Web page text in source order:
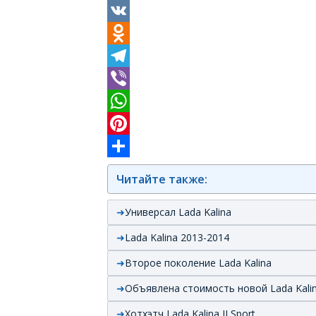
Facebook
VK
Odnoklassniki
Telegram
Viber
WhatsApp
Pinterest
Отправить
Читайте также:
Универсал Lada Kalina
Lada Kalina 2013-2014
Второе поколение Lada Kalina
Объявлена стоимость новой Lada